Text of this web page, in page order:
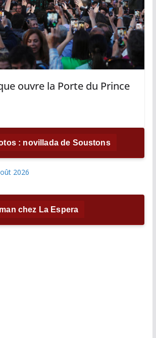
ouvre la Porte du Prince
: novillada de Soustons
chez La Espera